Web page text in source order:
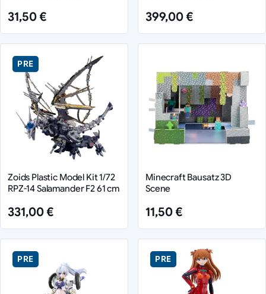
31,50 € 399,00 €
PRE
Zoids Plastic Model Kit 1/72
RPZ-14 Salamander F2 61 cm
331,00 €
Minecraft Bausatz 3D
Scene
11,50 €
PRE PRE